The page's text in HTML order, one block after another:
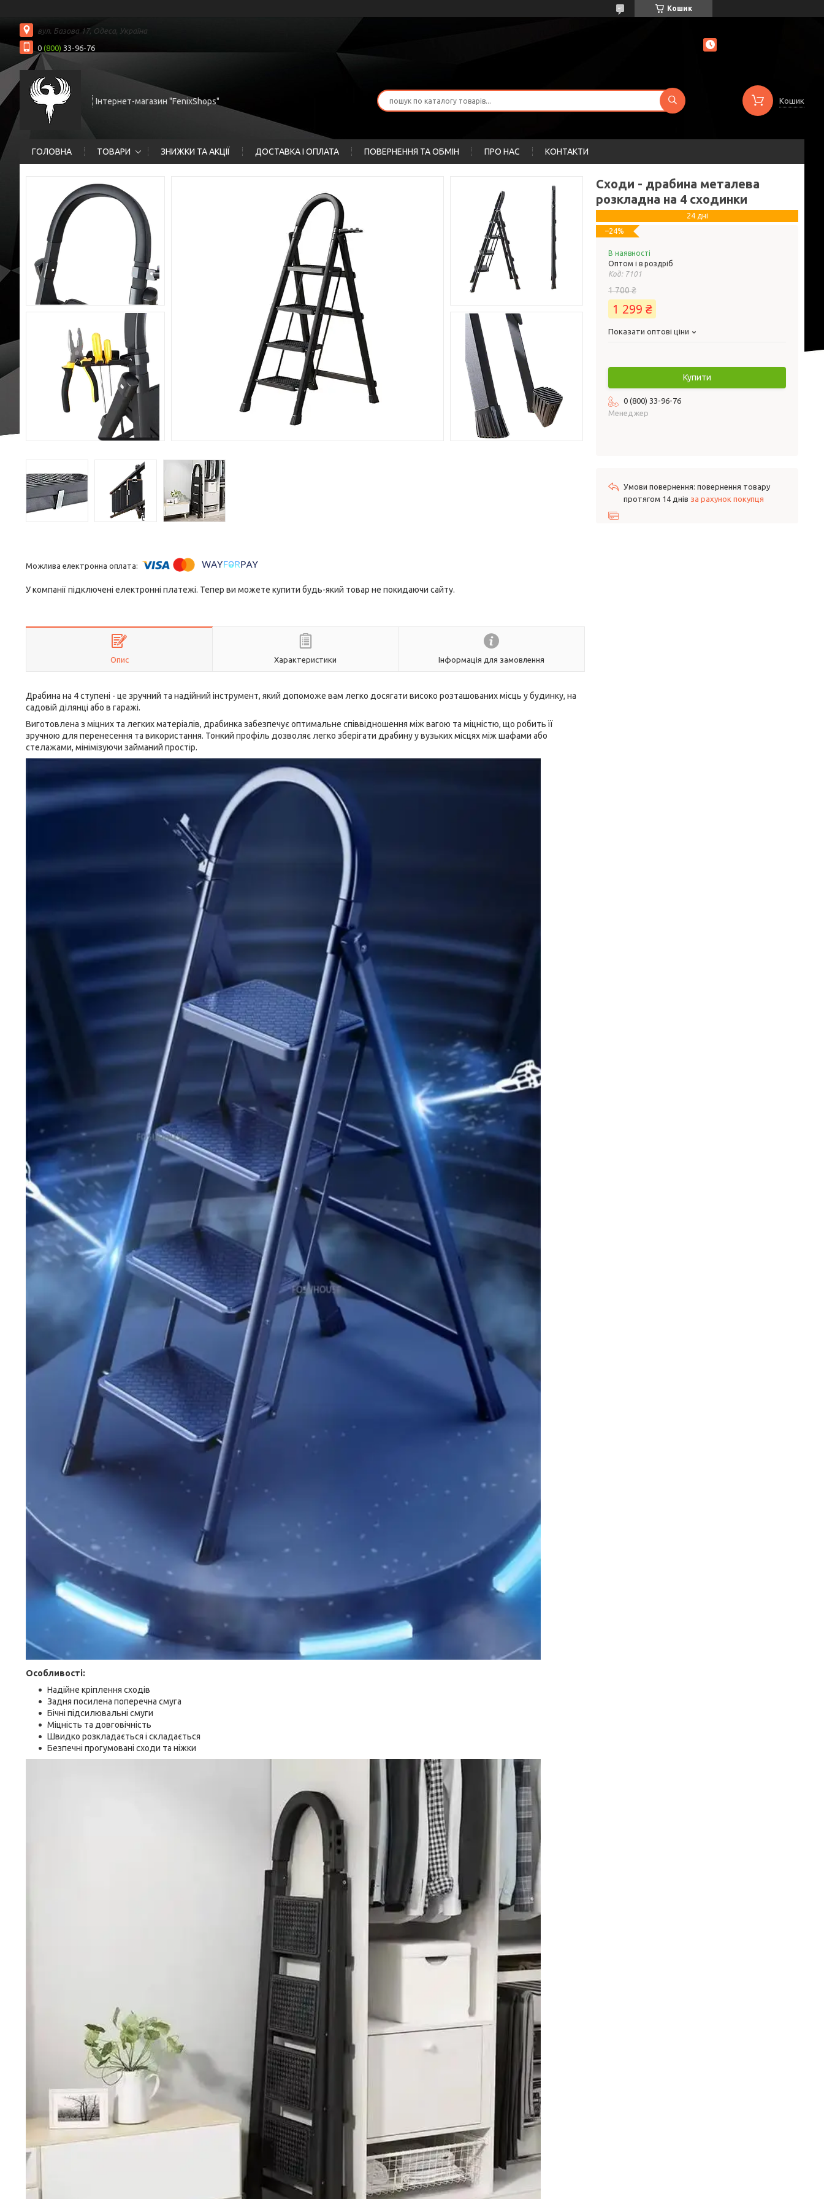
Кошик
вул. Базова 17, Одеса, Україна
0 (800) 33-96-76
Інтернет-магазин "FenixShops" Кошик
ГОЛОВНА ТОВАРИ ЗНИЖКИ ТА АКЦІЇ ДОСТАВКА І ОПЛАТА ПОВЕРНЕННЯ ТА ОБМІН ПРО НАС КОНТАКТИ
У компанії підключені електронні платежі. Тепер ви можете купити будь-який товар не покидаючи сайту.
Опис Характеристики Інформація для замовлення
Драбина на 4 ступені - це зручний та надійний інструмент, який допоможе вам легко досягати високо розташованих місць у будинку, на
садовій ділянці або в гаражі.
Виготовлена ​​з міцних та легких матеріалів, драбинка забезпечує оптимальне співвідношення між вагою та міцністю, що робить її
зручною для перенесення та використання. Тонкий профіль дозволяє легко зберігати драбину у вузьких місцях між шафами або
стелажами, мінімізуючи займаний простір.
Особливості:
Надійне кріплення сходів
Задня посилена поперечна смуга
Бічні підсилювальні смуги
Міцність та довговічність
Швидко розкладається і складається
Безпечні прогумовані сходи та ніжки
Сходи - драбина металева
розкладна на 4 сходинки
24 дні
–24%
В наявності
Оптом і в роздріб
Код: 7101
1 700 ₴
1 299 ₴
Показати оптові ціни
Купити
0 (800) 33-96-76
Менеджер
повернення товару
протягом 14 днів за рахунок покупця